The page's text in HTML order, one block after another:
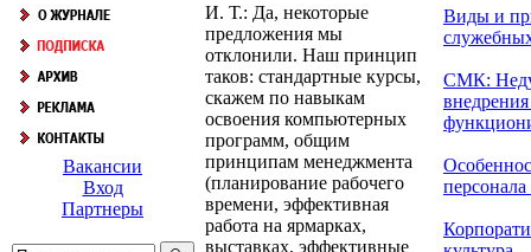
Вакансии
Вход
Партнеры
И. Т.: Да, некоторые
предложения мы
отклонили. Наш принцип
таков: стандартные курсы,
скажем по навыкам
освоения компьютерных
программ, общим
принципам менеджмента
(планирование рабочего
времени, эффективная
работа на ярмарках,
выставках, эффективные
Виды и
СМК:
персонала